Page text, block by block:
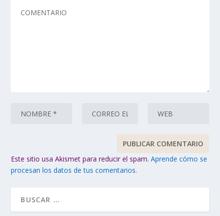
Este sitio usa Akismet para reducir el spam.Aprende cómo se
procesan los datos de tus comentarios.